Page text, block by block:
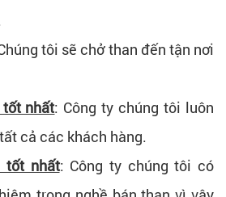
tôi sẽ chở than đến tận nơi
nhất: Công ty chúng tôi luôn
cả các khách hàng.
tốt nhất: Công ty chúng tôi có